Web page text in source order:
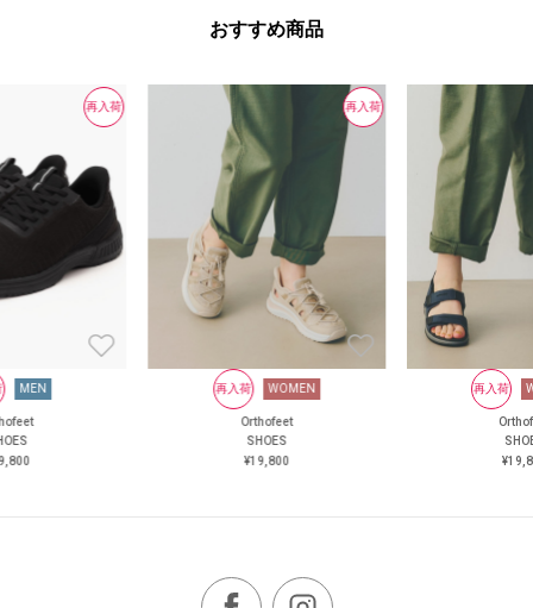
おすすめ商品
再入荷
MEN
再入荷
再入荷 WOMEN
Orthofeet
SHOES
¥19,800
再入荷